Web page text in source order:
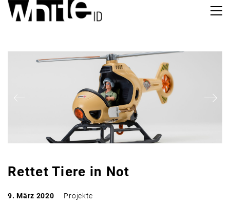
Rettet Tiere in Not
9. März 2020 Projekte